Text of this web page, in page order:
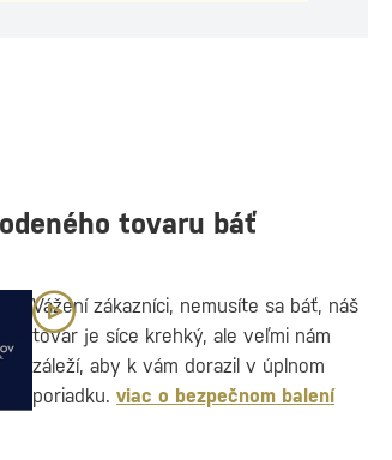
tovaru báť
Vážení zákazníci, nemusíte sa báť, náš
tovar je síce krehký, ale veľmi nám
záleží, aby k vám dorazil v úplnom
poriadku. viac o bezpečnom balení